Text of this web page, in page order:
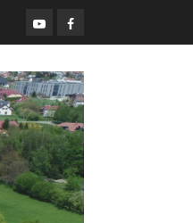
YouTubeFacebook